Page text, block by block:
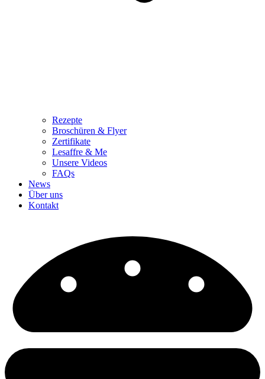
Rezepte
Broschüren & Flyer
Zertifikate
Lesaffre & Me
Unsere Videos
FAQs
News
Über uns
Kontakt